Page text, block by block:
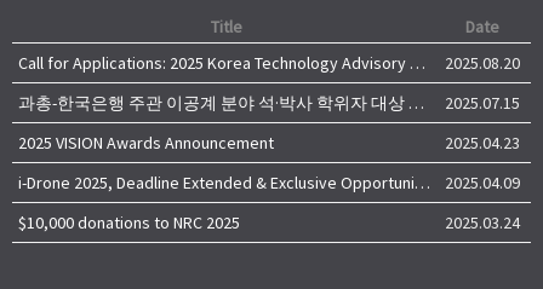
Title
Date
Call for Applications: 2025 Korea Technology Advisory Group (K-TAG)
2025.08.20
과총-한국은행 주관 이공계 분야 석·박사 학위자 대상 서베이
2025.07.15
2025 VISION Awards Announcement
2025.04.23
i-Drone 2025, Deadline Extended & Exclusive Opportunity to Travel to Korea!
2025.04.09
$10,000 donations to NRC 2025
2025.03.24